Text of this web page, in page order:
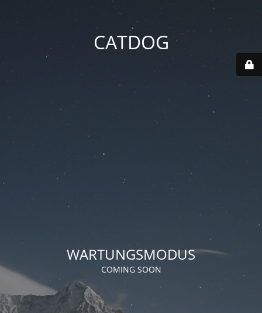
CATDOG
WARTUNGSMODUS
COMING SOON